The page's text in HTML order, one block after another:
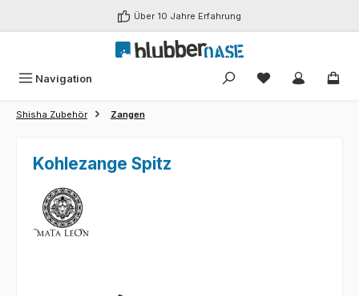
Zum Hauptinhalt springen Über 10 Jahre Erfahrung
Navigation Du hast 0
Shisha Zubehör Zangen
Kohlezange Spitz